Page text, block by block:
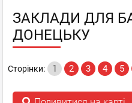
ЗАКЛАДИ ДЛЯ
ДОНЕЦЬКУ
Сторінки: 1 2 3 4 5